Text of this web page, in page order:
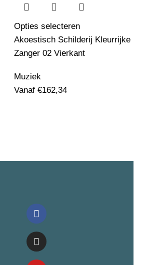
Opties selecteren
Akoestisch Schilderij Kleurrijke
Zanger 02 Vierkant
Muziek
Vanaf€162,34